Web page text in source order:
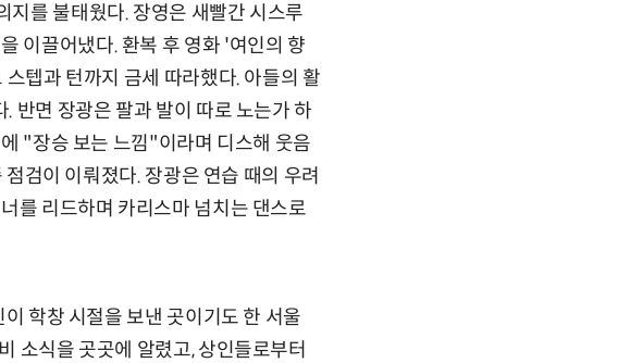
지를 불태웠다. 장영은 새빨간 시스루
이끌어냈다. 환복 후 영화 '여인의 향
텝과 턴까지 금세 따라했다. 아들의 활
반면 장광은 팔과 발이 따로 노는가 하
"장승 보는 느낌"이라며 디스해 웃음
검이 이뤄졌다. 장광은 연습 때의 우려
를 리드하며 카리스마 넘치는 댄스로
학창 시절을 보낸 곳이기도 한 서울
소식을 곳곳에 알렸고, 상인들로부터